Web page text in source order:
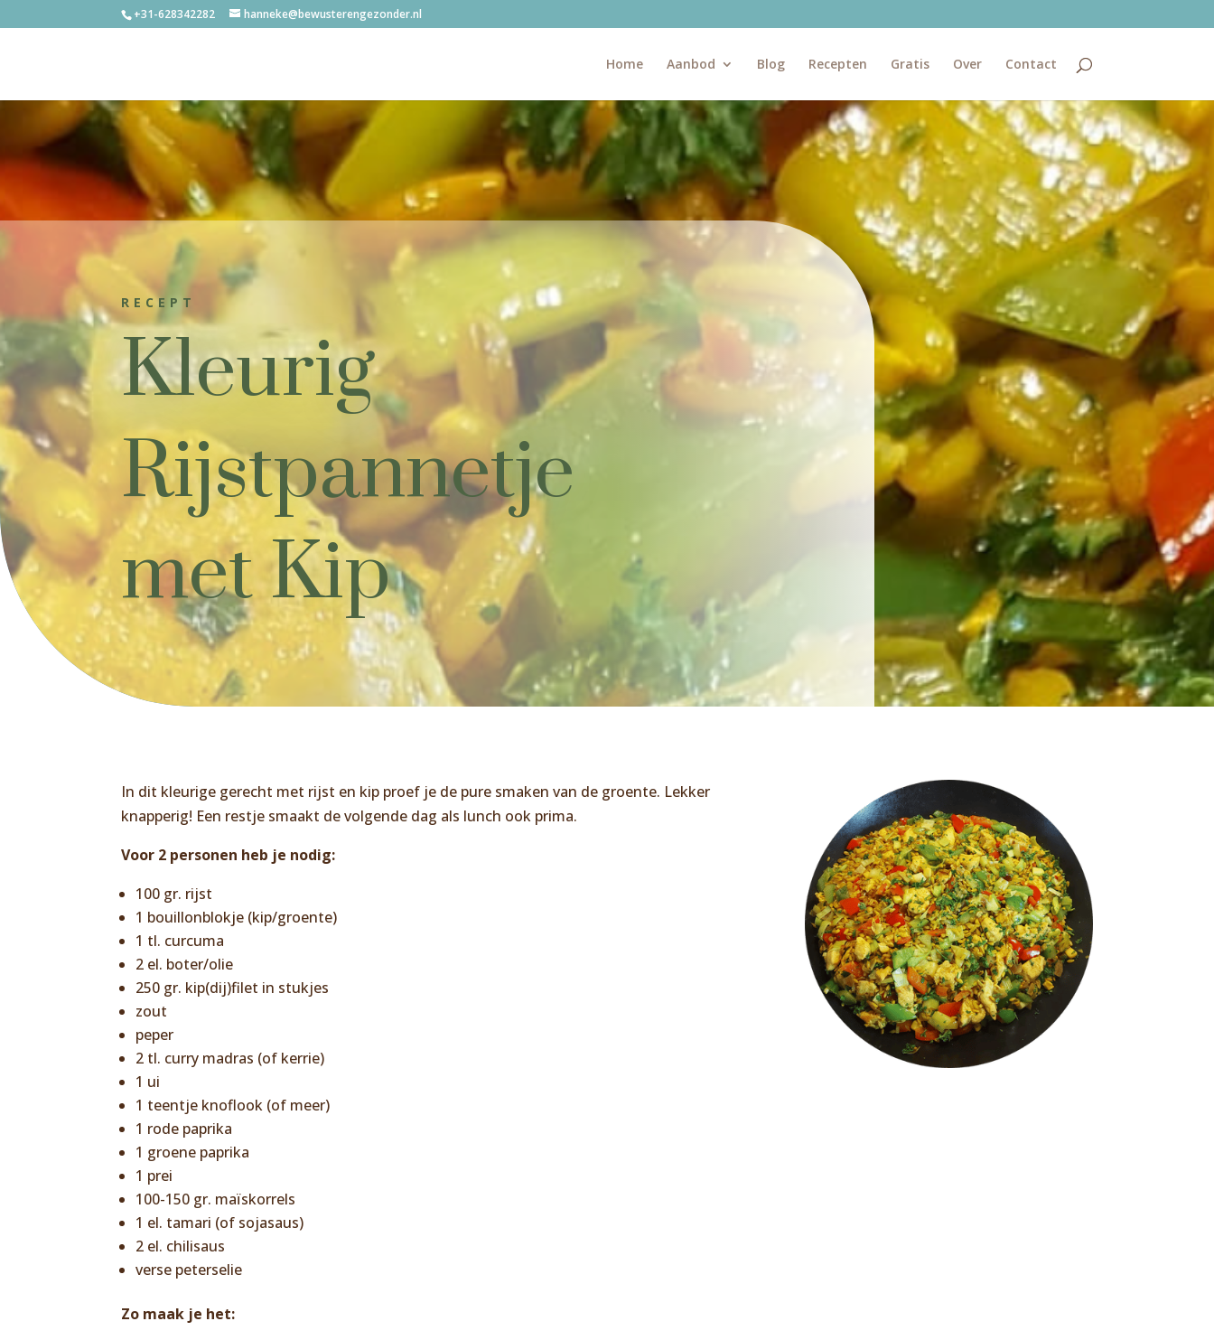
+31-628342282 hanneke@bewusterengezonder.nl
Home Aanbod Blog Recepten Gratis Over Contact
RECEPT
Kleurig
Rijstpannetje
met Kip
In dit kleurige gerecht met rijst en kip proef je de pure smaken van de groente. Lekker
knapperig! Een restje smaakt de volgende dag als lunch ook prima.
Voor 2 personen heb je nodig:
100 gr. rijst
1 bouillonblokje (kip/groente)
1 tl. curcuma
2 el. boter/olie
250 gr. kip(dij)filet in stukjes
zout
peper
2 tl. curry madras (of kerrie)
1 ui
1 teentje knoflook (of meer)
1 rode paprika
1 groene paprika
1 prei
100-150 gr. maïskorrels
1 el. tamari (of sojasaus)
2 el. chilisaus
verse peterselie
Zo maak je het: